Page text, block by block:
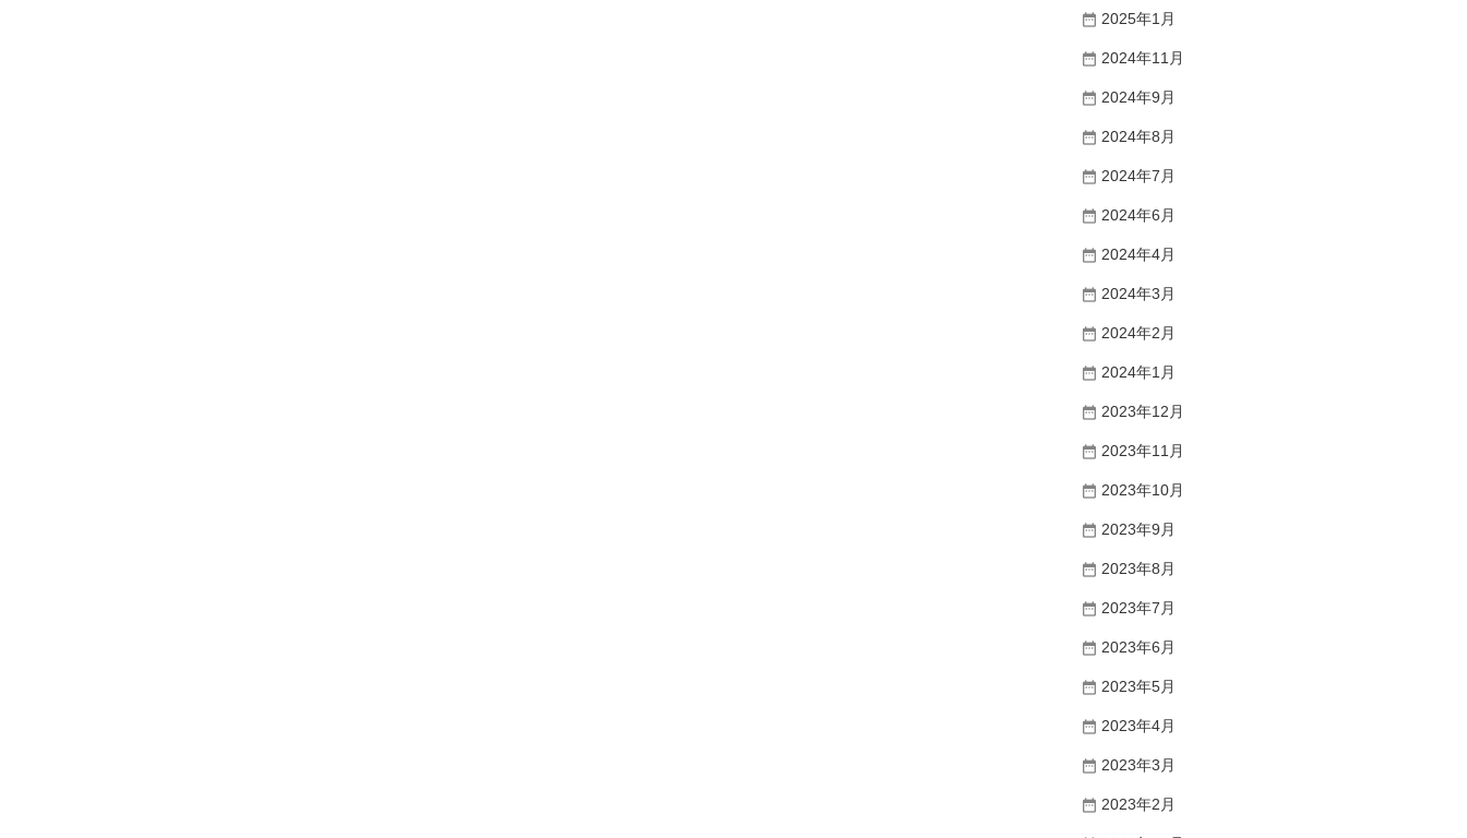
2025年1月
2024年11月
2024年9月
2024年8月
2024年7月
2024年6月
2024年4月
2024年3月
2024年2月
2024年1月
2023年12月
2023年11月
2023年10月
2023年9月
2023年8月
2023年7月
2023年6月
2023年5月
2023年4月
2023年3月
2023年2月